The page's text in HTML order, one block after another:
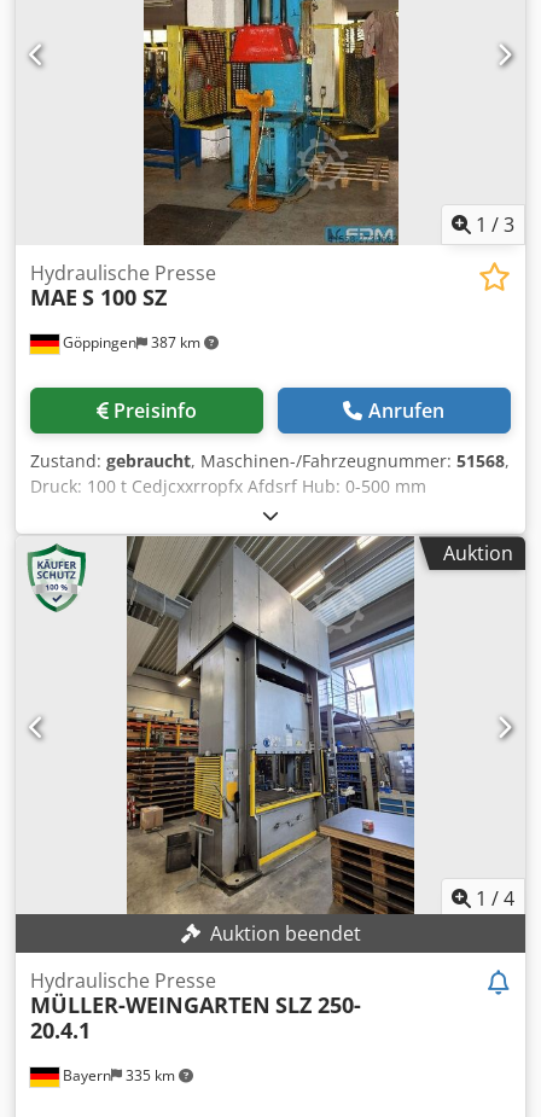
Erstserien-Teilen mit Folgeverbundwerkzeugen - Wir
haben diese Maschine im Jahr 2019 als Neumaschine für
340.000 EUR gekauft Csdpsyilh Iefx Afdsrf
1 /3
Göppingen 387 km
Hydraulische Presse
MAE S 100 SZ
Preisinfo Anrufen
Zustand: gebraucht, Maschinen-/Fahrzeugnummer: 51568,
Druck: 100 t Cedjcxxrropfx Afdsrf Hub: 0-500 mm
Tischfläche: 800 x 650 mm Stößelfläche: 800 x 600 mm
Durchfallöffnung im Tisch: 355 mm Tischhöhe über Boden:
800 mm Einbauhöhe: 1130 mm Maschinengewicht ca.: 5,7
t Ausladung: 310 mm Raumbedarf ca. LxBxH: 1,2 x 2,0 x
3,67 m Einbauhöhe ist angegeben bei Hub oben. Maschine
wuerde auf neue sicherheitsvorschrift umgebaut:
Sicherheitsabstand: 270mm / Nachlaufmessung 135 m/s,
Nachlaufweg 44 mm.
Auktion
1 /4
Auktion beendet
Bayern 335 km
Hydraulische Presse
MÜLLER-WEINGARTEN SLZ 250-
20.4.1